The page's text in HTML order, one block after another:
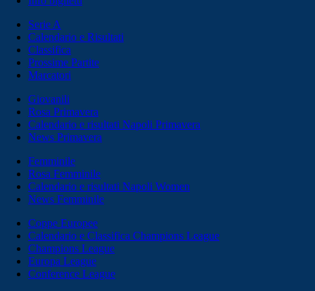
Serie A
Calendario e Risultati
Classifica
Prossime Partite
Marcatori
Giovanili
Rosa Primavera
Calendario e risultati Napoli Primavera
News Primavera
Femminile
Rosa Femminile
Calendario e risultati Napoli Women
News Femminile
Coppe Europee
Calendario e Classifica Champions League
Champions League
Europa League
Conference League